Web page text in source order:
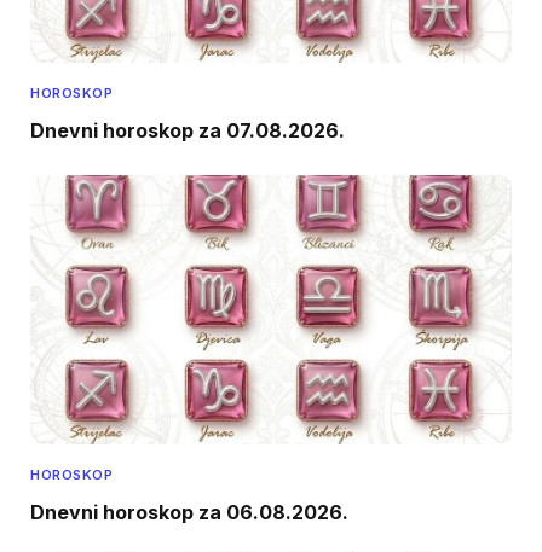
HOROSKOP
Dnevni horoskop za 07.08.2026.
HOROSKOP
Dnevni horoskop za 06.08.2026.